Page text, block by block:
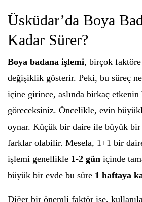
Üsküdar’da Boya
Kadar Sürer?
Boya badana işlemi, birçok
değişiklik gösterir. Peki, bu süreç
içine girince, aslında birkaç
göreceksiniz. Öncelikle, evin
oynar. Küçük bir daire ile büyük bir
farklar olabilir. Mesela, 1+1 bir
işlemi genellikle 1-2 gün içinde
büyük bir evde bu süre 1 haftaya
Diğer bir önemli faktör ise,